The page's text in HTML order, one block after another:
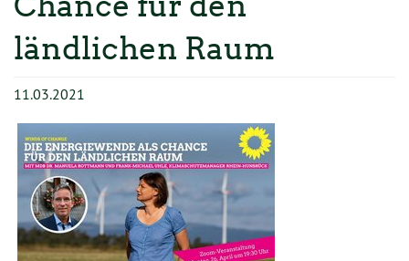
KONTAKT
ländlichen Raum
11.03.2021